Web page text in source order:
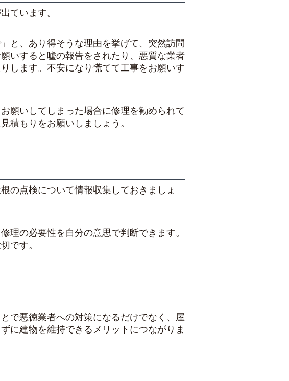
ています。
と、あり得そうな理由を挙げて、突然訪問
いすると嘘の報告をされたり、悪質な業者
します。不安になり慌てて工事をお願いす
願いしてしまった場合に修理を勧められて
積もりをお願いしましょう。
の点検について情報収集しておきましょ
理の必要性を自分の意思で判断できます。
です。
で悪徳業者への対策になるだけでなく、屋
に建物を維持できるメリットにつながりま